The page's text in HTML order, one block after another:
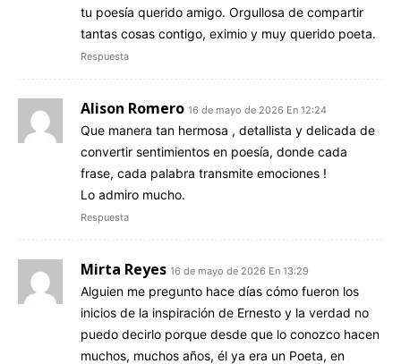
tu poesía querido amigo. Orgullosa de compartir
tantas cosas contigo, eximio y muy querido poeta.
Respuesta
Alison Romero 16 de mayo de 2026 En 12:24
Que manera tan hermosa , detallista y delicada de
convertir sentimientos en poesía, donde cada
frase, cada palabra transmite emociones !
Lo admiro mucho.
Respuesta
Mirta Reyes 16 de mayo de 2026 En 13:29
Alguien me pregunto hace días cómo fueron los
inicios de la inspiración de Ernesto y la verdad no
puedo decirlo porque desde que lo conozco hacen
muchos, muchos años, él ya era un Poeta, en